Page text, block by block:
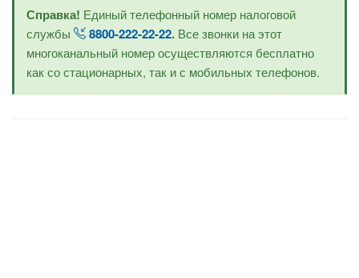
Справка! Единый телефонный номер налоговой
службы
8800-222-22-22. Все звонки на этот
многоканальный номер осуществляются бесплатно
как со стационарных, так и с мобильных телефонов.